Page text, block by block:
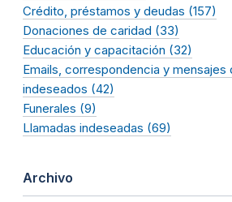
Crédito, préstamos y deudas (157)
Donaciones de caridad (33)
Educación y capacitación (32)
Emails, correspondencia y mensajes
indeseados (42)
Funerales (9)
Llamadas indeseadas (69)
Archivo